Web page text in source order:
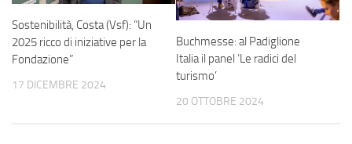
Sostenibilità, Costa (Vsf): “Un
2025 ricco di iniziative per la
Fondazione”
17 DICEMBRE 2024
Buchmesse: al Padiglione
Italia il panel ‘Le radici del
turismo’
20 OTTOBRE 2024